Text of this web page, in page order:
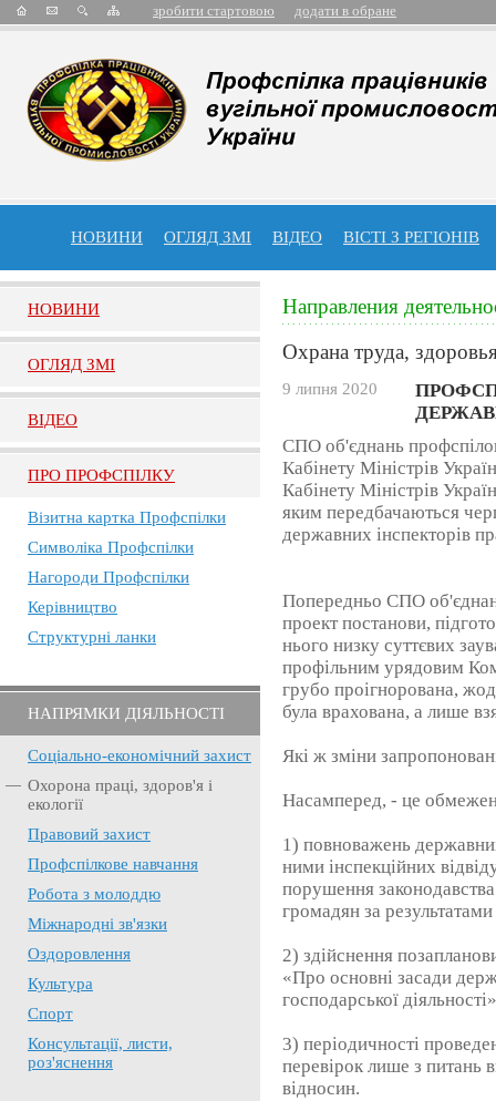
зробити стартовою додати в обране
НОВИНИ ОГЛЯД ЗМІ ВІДЕО ВІСТІ З РЕГІОНІВ
НОВИНИ
ОГЛЯД ЗМI
ВIДЕО
ПРО ПРОФСПIЛКУ
Візитна картка Профспілки
Символіка Профспілки
Нагороди Профспілки
Керівництво
Структурні ланки
НАПРЯМКИ ДІЯЛЬНОСТІ
Соціально-економічний захист
Охорона праці, здоров'я і
екології
Правовий захист
Профспілкове навчання
Робота з молоддю
Міжнародні зв'язки
Оздоровлення
Культура
Спорт
Консультації, листи,
роз'яснення
Направления
Охрана труда,
9 липня 2020
СПО об'єднань
Кабінету Міністрів
Кабінету Міністрів
яким передбачаються
державних інспекторів
Попередньо СПО
проект постанови,
нього низку суттєвих
профільним урядовим
грубо проігнорована,
була врахована, а лише
Які ж зміни
Насамперед, - це
1) повноважень
ними інспекційних
порушення
громадян за
2) здійснення
«Про основні засади
господарської
3) періодичності
перевірок лише з питань
відносин.